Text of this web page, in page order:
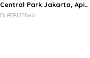
Central Park Jakarta, Api
Berawal dari Gedung Parkir
Di PERISTIWA